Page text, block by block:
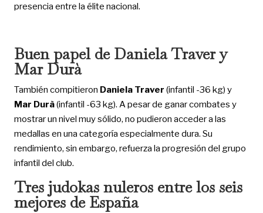
presencia entre la élite nacional.
Buen papel de Daniela Traver y
Mar Durà
También compitieron Daniela Traver (infantil -36 kg) y
Mar Durà(infantil -63 kg). A pesar de ganar combates y
mostrar un nivel muy sólido, no pudieron acceder a las
medallas en una categoría especialmente dura. Su
rendimiento, sin embargo, refuerza la progresión del grupo
infantil del club.
Tres judokas nuleros entre los seis
mejores de España